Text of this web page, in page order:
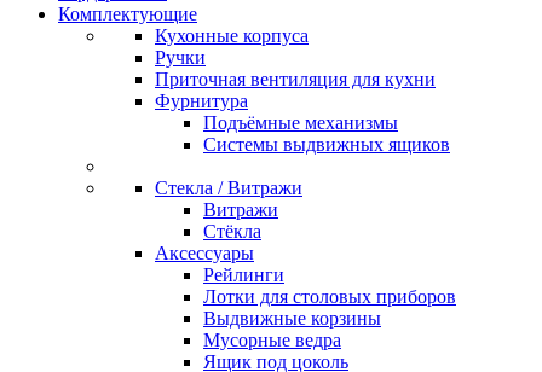
Комплектующие
Кухонные корпуса
Ручки
Приточная вентиляция для кухни
Фурнитура
Подъёмные механизмы
Системы выдвижных ящиков
Стекла / Витражи
Витражи
Стёкла
Аксессуары
Рейлинги
Лотки для столовых приборов
Выдвижные корзины
Мусорные ведра
Ящик под цоколь